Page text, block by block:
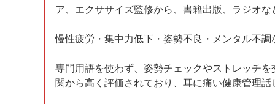
ア、エクササイズ監修から、書籍出版、ラジオ
慢性疲労・集中力低下・姿勢不良・メンタル不
専門用語を使わず、姿勢チェックやストレッチ
関から高く評価されており、耳に痛い健康管理